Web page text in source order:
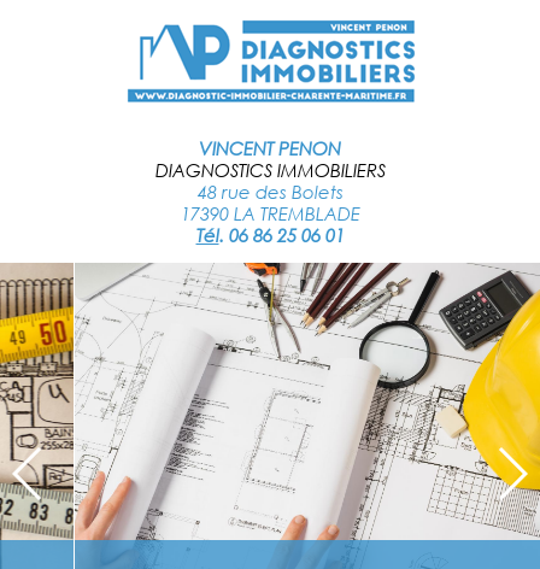
VINCENT PENON
DIAGNOSTICS IMMOBILIERS
48 rue des Bolets
17390 LA TREMBLADE
Tél. 06 86 25 06 01